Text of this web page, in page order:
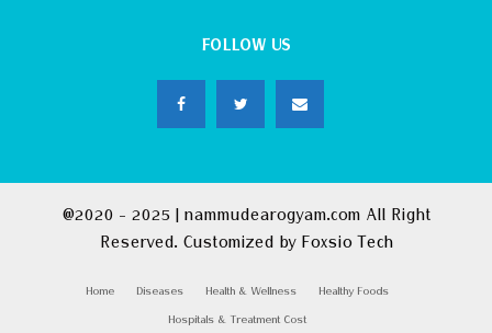
FOLLOW US
@2020 - 2025 | nammudearogyam.com All Right
Reserved. Customized by Foxsio Tech
Home Diseases Health & Wellness
Healthy Foods
Hospitals & Treatment Cost